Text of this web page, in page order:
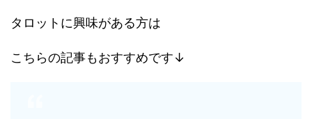
タロットに興味がある方は
こちらの記事もおすすめです↓